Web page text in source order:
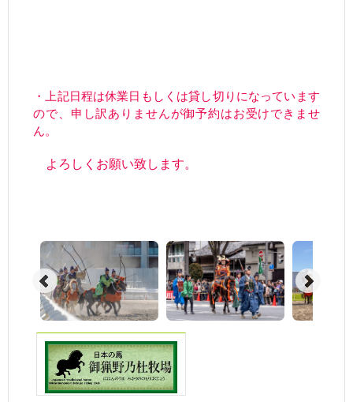
・上記日程は休業日もしくは貸し切りになっています
ので、申し訳ありませんが御予約はお受けできませ
ん。
よろしくお願い致します。